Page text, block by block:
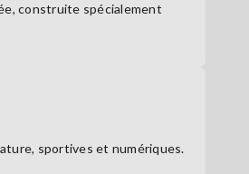
construite spécialement
sportives et numériques.